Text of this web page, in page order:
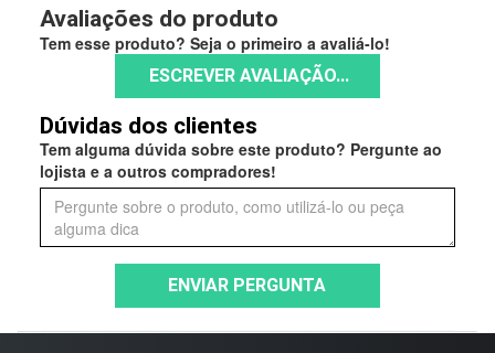
Avaliações do produto
Tem esse produto? Seja o primeiro a avaliá-lo!
ESCREVER AVALIAÇÃO...
Dúvidas dos clientes
Tem alguma dúvida sobre este produto? Pergunte ao
lojista e a outros compradores!
ENVIAR PERGUNTA